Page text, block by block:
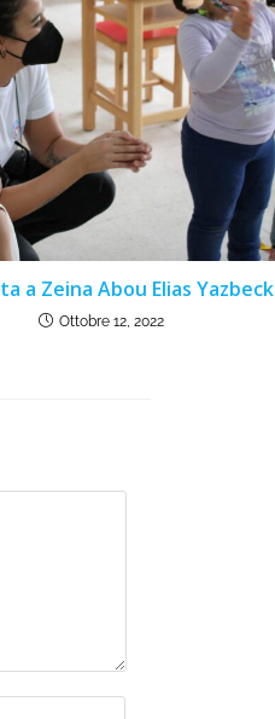
a Zeina Abou Elias Yazbeck
Ottobre 12, 2022